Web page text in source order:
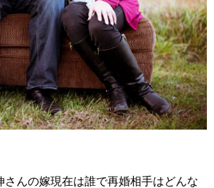
さんの嫁現在は誰で再婚相手はどんな